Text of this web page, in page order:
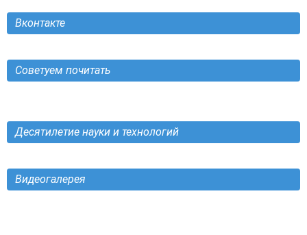
Вконтакте
Советуем почитать
Десятилетие науки и технологий
Видеогалерея